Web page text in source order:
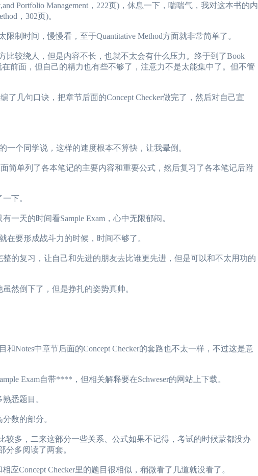
Portfolio Management，222页)，休息一下，喘喘气，我对这本书的内
，302页)。
时间，慢慢看，至于Quantitative Method方面就非常简单了。
较绕人，但是内容不长，也就不太会有什么压力。终于到了Book
在前面，但自己的精力也有些不够了，注意力不是太能集中了。但不管
几句口诀，把章节后面的Concept Checker做完了，然后对自己宣
个同学说，这样的速度根本不算快，让我晕倒。
简单列了各本笔记的主要内容和重要公式，然后复习了各本笔记后附
下。
天的时间看Sample Exam，心中无限郁闷。
要形成战斗力的时候，时间不够了。
复习，让自己和先进的朋友去比谁更先进，但是可以和不太用功的
倒下了，但是挣扎的姿势真帅。
Notes中章节后面的Concept Checker的套路也不太一样，不过这是意
Exam自带****，但相关解释要在Schweser的网站上下载。
悉题目。
数的部分。
多，二来这部分一些关系、公式如果不记得，考试的时候蒙都没办
分多阅读了两套。
Concept Checker里的题目很相似，稍微看了几道就没看了。